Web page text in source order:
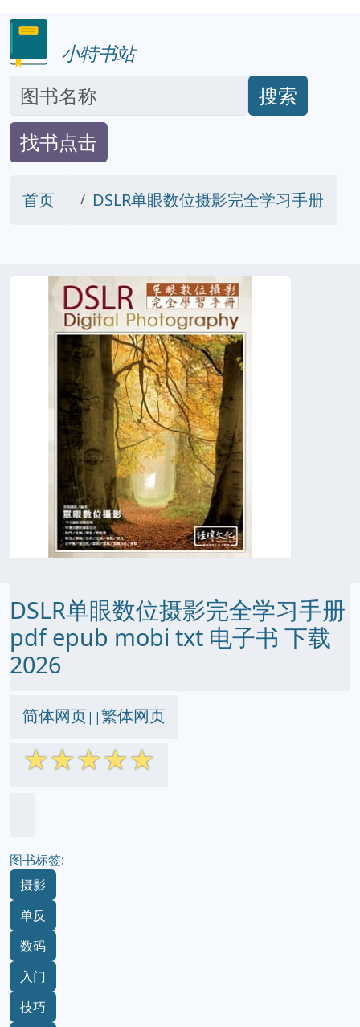
小特书站
搜索
找书点击
首页 DSLR单眼数位摄影完全学习手册
DSLR单眼数位摄影完全学习手册
pdf epub mobi txt 电子书 下载
2026
简体网页||繁体网页
☆☆☆☆☆
图书标签:
摄影
单反
数码
入门
技巧